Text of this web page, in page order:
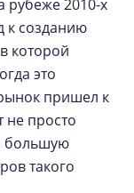
рубеже 2010-х
к созданию
которой
это
пришел к
не просто
большую
такого